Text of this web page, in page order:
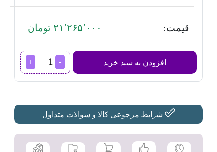
قیمت: ۲۱٬۲۶۵٬۰۰۰ تومان
افزودن به سبد خرید
مینی
واش
SH-
MW
3820
شرایط مرجوعی کالا و سوالات متداول